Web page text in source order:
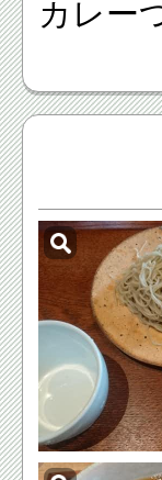
カレー